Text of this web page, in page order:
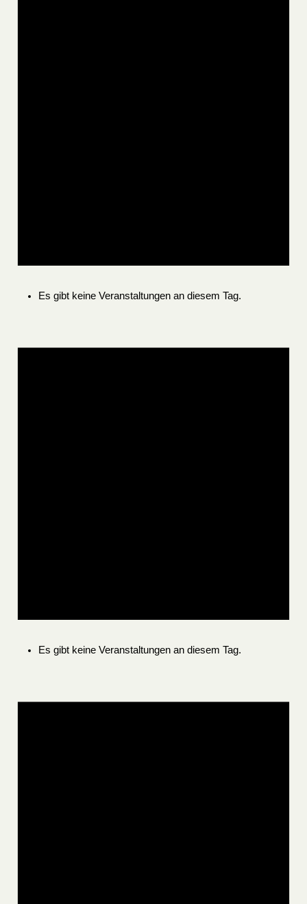
Es gibt keine Veranstaltungen an diesem Tag.
Es gibt keine Veranstaltungen an diesem Tag.